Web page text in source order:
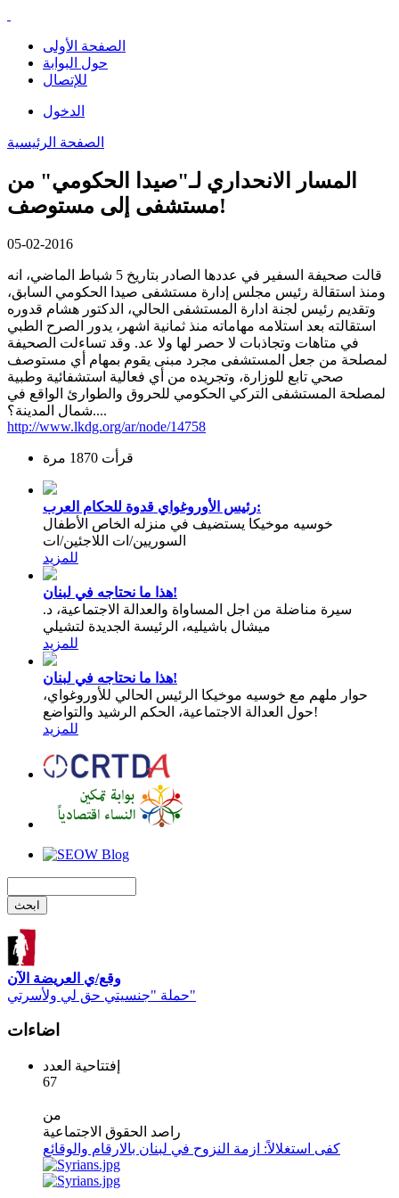
الصفحة الأولى
حول البوابة
للإتصال
الدخول
الصفحة الرئيسية
المسار الانحداري لـ"صيدا الحكومي" من
مستشفى إلى مستوصف!
05-02-2016
قالت صحيفة السفير في عددها الصادر بتاريخ 5 شباط الماضي، انه
ومنذ استقالة رئيس مجلس إدارة مستشفى صيدا الحكومي السابق،
وتقديم رئيس لجنة ادارة المستشفى الحالي، الدكتور هشام قدوره
استقالته بعد استلامه مهاماته منذ ثمانية اشهر، يدور الصرح الطبي
في متاهات وتجاذبات لا حصر لها ولا عد. وقد تساءلت الصحيفة
لمصلحة من جعل المستشفى مجرد مبنى يقوم بمهام أي مستوصف
صحي تابع للوزارة، وتجريده من أي فعالية استشفائية وطبية
لمصلحة المستشفى التركي الحكومي للحروق والطوارئ الواقع في
شمال المدينة؟....
http://www.lkdg.org/ar/node/14758
قرأت 1870 مرة
رئيس الأوروغواي قدوة للحكام العرب:
خوسيه موخيكا يستضيف في منزله الخاص الأطفال
السوريين/ات اللاجئين/ات
للمزيد
هذا ما نحتاجه في لبنان!
سيرة مناضلة من اجل المساواة والعدالة الاجتماعية، د.
ميشال باشيليه، الرئيسة الجديدة لتشيلي
للمزيد
هذا ما نحتاجه في لبنان!
حوار ملهم مع خوسيه موخيكا الرئيس الحالي للأوروغواي،
حول العدالة الاجتماعية، الحكم الرشيد والتواضع!
للمزيد
وقع/ي العريضة الآن
حملة "جنسيتي حق لي ولأسرتي"
اضاءات
إفتتاحية العدد
67
من
راصد الحقوق الاجتماعية
كفى استغلالاً: ازمة النزوح في لبنان بالارقام والوقائع